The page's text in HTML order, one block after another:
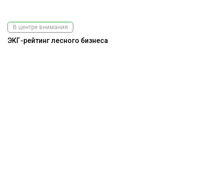
В центре внимания
ЭКГ-рейтинг лесного бизнеса